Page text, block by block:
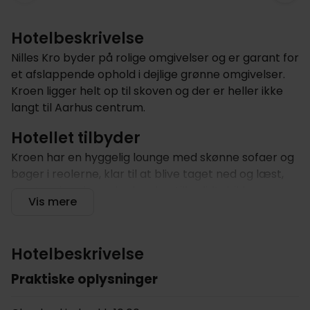
Hotelbeskrivelse
Nilles Kro byder på rolige omgivelser og er garant for
et afslappende ophold i dejlige grønne omgivelser.
Kroen ligger helt op til skoven og der er heller ikke
langt til Aarhus centrum.
Hotellet tilbyder
Kroen har en hyggelig lounge med skønne sofaer og
bøger i reolerne, klar til at blive taget ned og læst,
mens der bliver læst eller arbejdet. Den
med det nye, for at sikre, at den traditionelle
krostemning blev bibeholdt - Nilles Kro var jo
oprindeligt en landevejskro, og den ånd skal
Vis mere
Hotelbeskrivelse
Praktiske oplysninger